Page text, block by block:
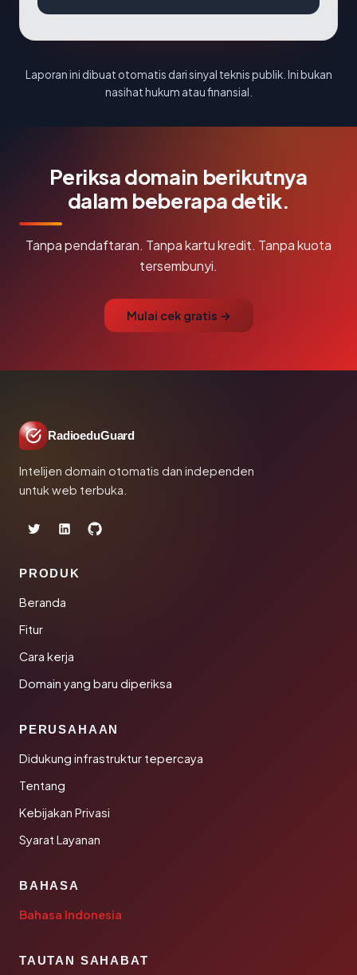
Laporan ini dibuat otomatis dari sinyal teknis publik. Ini bukan
nasihat hukum atau finansial.
Periksa domain berikutnya
dalam beberapa detik.
Tanpa pendaftaran. Tanpa kartu kredit. Tanpa kuota
tersembunyi.
Mulai cek gratis →
RadioeduGuard
Intelijen domain otomatis dan independen
untuk web terbuka.
PRODUK
Beranda
Fitur
Cara kerja
Domain yang baru diperiksa
PERUSAHAAN
Didukung infrastruktur tepercaya
Tentang
Kebijakan Privasi
Syarat Layanan
BAHASA
Bahasa Indonesia
TAUTAN SAHABAT